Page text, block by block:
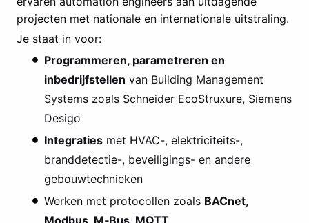
projecten met nationale en internationale uitstraling.
Je staat in voor:
Programmeren, parametreren en
inbedrijfstellen van Building Management
Systems zoals Schneider EcoStruxure, Siemens
Desigo
Integraties met HVAC-, elektriciteits-,
branddetectie-, beveiligings- en andere
gebouwtechnieken
Werken met protocollen zoals BACnet,
Modbus, M‑Bus, MQTT